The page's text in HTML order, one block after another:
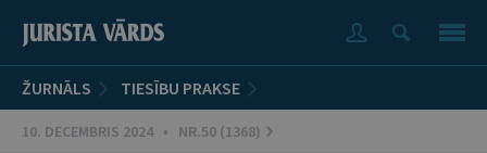
ŽURNĀLS TIESĪBU PRAKSE
10. DECEMBRIS 2024 • NR.50 (1368)